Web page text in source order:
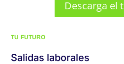
Descarga el
TU FUTURO
Salidas laborales